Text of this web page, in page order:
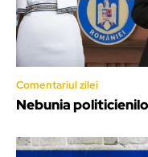
Comentariul zilei
Nebunia